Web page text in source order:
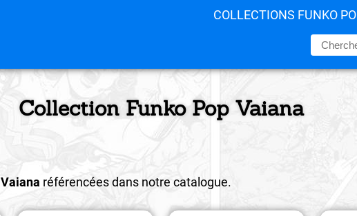
COLLECTIONS FUNKO
Collection Funko Pop Vaiana
Vaiana référencées dans notre catalogue.